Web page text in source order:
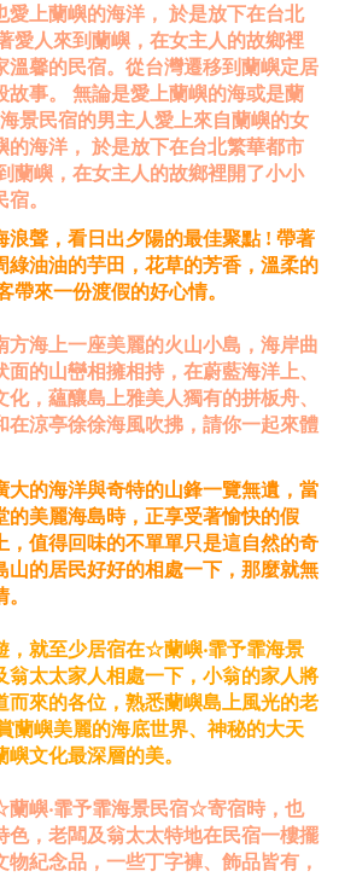
愛上蘭嶼的海洋， 於是放下在台北
愛人來到蘭嶼，在女主人的故鄉裡
溫馨的民宿。從台灣遷移到蘭嶼定居
故事。 無論是愛上蘭嶼的海或是蘭
景民宿的男主人愛上來自蘭嶼的女
的海洋， 於是放下在台北繁華都市
蘭嶼，在女主人的故鄉裡開了小小
。
浪聲，看日出夕陽的最佳聚點 ! 帶著
綠油油的芋田，花草的芳香，溫柔的
帶來一份渡假的好心情。
方海上一座美麗的火山小島，海岸曲
的山巒相擁相持，在蔚藍海洋上、
，蘊釀島上雅美人獨有的拼板舟、
在涼亭徐徐海風吹拂，請你一起來體
大的海洋與奇特的山鋒一覽無遺，當
的美麗海島時，正享受著愉快的假
，值得回味的不單單只是這自然的奇
山的居民好好的相處一下，那麼就無
。
，就至少居宿在☆蘭嶼‧霏予霏海景
太太家人相處一下，小翁的家人將
而來的各位，熟悉蘭嶼島上風光的老
蘭嶼美麗的海底世界、神秘的大天
文化最深層的美。
嶼‧霏予霏海景民宿☆寄宿時，也
色，老闆及翁太太特地在民宿一樓擺
紀念品，一些丁字褲、飾品皆有，